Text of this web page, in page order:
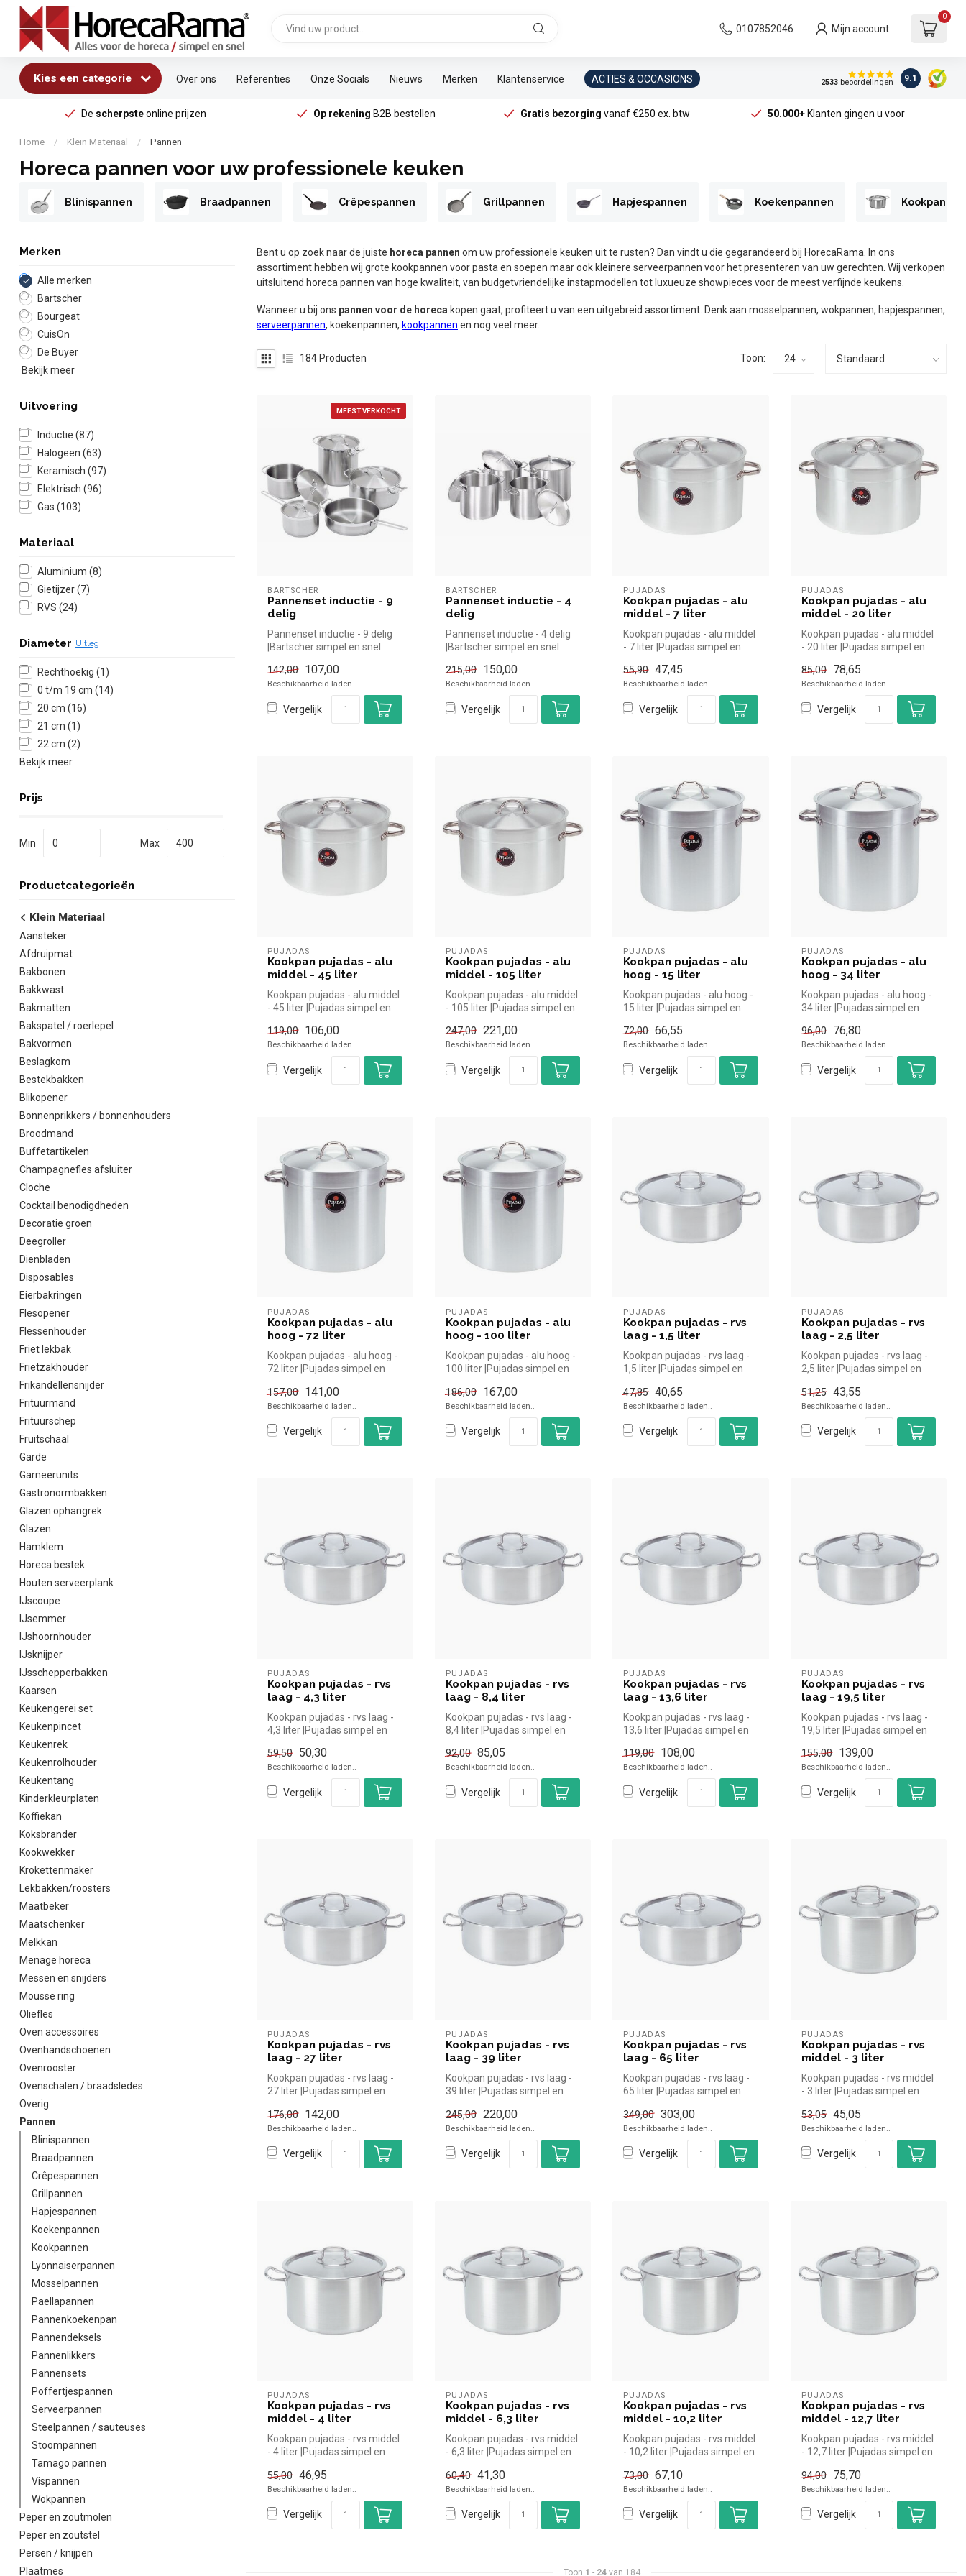
0107852046 Mijn account
0
Kies een categorie Over ons Referenties Onze Socials Nieuws Merken Klantenservice ACTIES & OCCASIONS 2533beoordelingen 9.1
De scherpsteonline prijzen Op rekening B2B bestellen Gratis bezorging vanaf €250 ex. btw 50.000+Klanten gingen u voor
Home / Klein Materiaal / Pannen
Horeca pannen voor uw professionele keuken
Blinispannen Braadpannen Crêpespannen Grillpannen Hapjespannen Koekenpannen Kookpannen
Merken
Alle merken
Bartscher
Bourgeat
CuisOn
De Buyer
Bekijk meer
Uitvoering
Inductie (87)
Halogeen (63)
Keramisch (97)
Elektrisch (96)
Gas (103)
Materiaal
Aluminium (8)
Gietijzer(7)
RVS (24)
Diameter Uitleg
Rechthoekig (1)
0 t/m 19 cm (14)
20 cm (16)
21 cm (1)
22 cm (2)
Bekijk meer
Prijs
Min Max
Productcategorieën
Klein Materiaal
Aansteker
Afdruipmat
Bakbonen
Bakkwast
Bakmatten
Bakspatel / roerlepel
Bakvormen
Beslagkom
Bestekbakken
Blikopener
Bonnenprikkers / bonnenhouders
Broodmand
Buffetartikelen
Champagnefles afsluiter
Cloche
Cocktail benodigdheden
Decoratie groen
Deegroller
Dienbladen
Disposables
Eierbakringen
Flesopener
Flessenhouder
Friet lekbak
Frietzakhouder
Frikandellensnijder
Frituurmand
Frituurschep
Fruitschaal
Garde
Garneerunits
Gastronormbakken
Glazen ophangrek
Glazen
Hamklem
Horeca bestek
Houten serveerplank
IJscoupe
IJsemmer
IJshoornhouder
IJsknijper
IJsschepperbakken
Kaarsen
Keukengerei set
Keukenpincet
Keukenrek
Keukenrolhouder
Keukentang
Kinderkleurplaten
Koffiekan
Koksbrander
Kookwekker
Krokettenmaker
Lekbakken/roosters
Maatbeker
Maatschenker
Melkkan
Menage horeca
Messen en snijders
Mousse ring
Oliefles
Oven accessoires
Ovenhandschoenen
Ovenrooster
Ovenschalen / braadsledes
Overig
Pannen
Blinispannen
Braadpannen
Crêpespannen
Grillpannen
Hapjespannen
Koekenpannen
Kookpannen
Lyonnaiserpannen
Mosselpannen
Paellapannen
Pannenkoekenpan
Pannendeksels
Pannenlikkers
Pannensets
Poffertjespannen
Serveerpannen
Steelpannen / sauteuses
Stoompannen
Tamago pannen
Vispannen
Wokpannen
Peper en zoutmolen
Peper en zoutstel
Persen / knijpen
Plaatmes
Bent u op zoek naar de juiste horeca pannen om uw professionele keuken uit te rusten? Dan vindt u die gegarandeerd bij HorecaRama . In ons
assortiment hebben wij grote kookpannen voor pasta en soepen maar ook kleinere serveerpannen voor het presenteren van uw gerechten. Wij verkopen
uitsluitend horeca pannen van hoge kwaliteit, van budgetvriendelijke instapmodellen tot luxueuze showpieces voor de meest verfijnde keukens.
Wanneer u bij ons pannen voor de horeca kopen gaat, profiteert u van een uitgebreid assortiment. Denk aan mosselpannen, wokpannen, hapjespannen,
serveerpannen, koekenpannen, kookpannen en nog veel meer.
184 Producten Toon:
MEEST VERKOCHT
BARTSCHER
Pannenset inductie - 9
delig
Pannenset inductie - 9 delig
|Bartscher simpel en snel
142,00 107,00
Beschikbaarheid laden..
Vergelijk
BARTSCHER
Pannenset inductie - 4
delig
Pannenset inductie - 4 delig
|Bartscher simpel en snel
215,00 150,00
Beschikbaarheid laden..
Vergelijk
PUJADAS
Kookpan pujadas - alu
middel - 7 liter
Kookpan pujadas - alu middel
- 7 liter |Pujadas simpel en
55,90 47,45
Beschikbaarheid laden..
Vergelijk
PUJADAS
Kookpan pujadas - alu
middel - 20 liter
Kookpan pujadas - alu middel
- 20 liter |Pujadas simpel en
85,00 78,65
Beschikbaarheid laden..
Vergelijk
PUJADAS
Kookpan pujadas - alu
middel - 45 liter
Kookpan pujadas - alu middel
- 45 liter |Pujadas simpel en
119,00 106,00
Beschikbaarheid laden..
Vergelijk
PUJADAS
Kookpan pujadas - alu
middel - 105 liter
Kookpan pujadas - alu middel
- 105 liter |Pujadas simpel en
247,00 221,00
Beschikbaarheid laden..
Vergelijk
PUJADAS
Kookpan pujadas - alu
hoog - 15 liter
Kookpan pujadas - alu hoog -
15 liter |Pujadas simpel en
72,00 66,55
Beschikbaarheid laden..
Vergelijk
PUJADAS
Kookpan pujadas - alu
hoog - 34 liter
Kookpan pujadas - alu hoog -
34 liter |Pujadas simpel en
96,00 76,80
Beschikbaarheid laden..
Vergelijk
PUJADAS
Kookpan pujadas - alu
hoog - 72 liter
Kookpan pujadas - alu hoog -
72 liter |Pujadas simpel en
157,00 141,00
Beschikbaarheid laden..
Vergelijk
PUJADAS
Kookpan pujadas - alu
hoog - 100 liter
Kookpan pujadas - alu hoog -
100 liter |Pujadas simpel en
186,00 167,00
Beschikbaarheid laden..
Vergelijk
PUJADAS
Kookpan pujadas - rvs
laag - 1,5 liter
Kookpan pujadas - rvs laag -
1,5 liter |Pujadas simpel en
47,85 40,65
Beschikbaarheid laden..
Vergelijk
PUJADAS
Kookpan pujadas - rvs
laag - 2,5 liter
Kookpan pujadas - rvs laag -
2,5 liter |Pujadas simpel en
51,25 43,55
Beschikbaarheid laden..
Vergelijk
PUJADAS
Kookpan pujadas - rvs
laag - 4,3 liter
Kookpan pujadas - rvs laag -
4,3 liter |Pujadas simpel en
59,50 50,30
Beschikbaarheid laden..
Vergelijk
PUJADAS
Kookpan pujadas - rvs
laag - 8,4 liter
Kookpan pujadas - rvs laag -
8,4 liter |Pujadas simpel en
92,00 85,05
Beschikbaarheid laden..
Vergelijk
PUJADAS
Kookpan pujadas - rvs
laag - 13,6 liter
Kookpan pujadas - rvs laag -
13,6 liter |Pujadas simpel en
119,00 108,00
Beschikbaarheid laden..
Vergelijk
PUJADAS
Kookpan pujadas - rvs
laag - 19,5 liter
Kookpan pujadas - rvs laag -
19,5 liter |Pujadas simpel en
155,00 139,00
Beschikbaarheid laden..
Vergelijk
PUJADAS
Kookpan pujadas - rvs
laag - 27 liter
Kookpan pujadas - rvs laag -
27 liter |Pujadas simpel en
176,00 142,00
Beschikbaarheid laden..
Vergelijk
PUJADAS
Kookpan pujadas - rvs
laag - 39 liter
Kookpan pujadas - rvs laag -
39 liter |Pujadas simpel en
245,00 220,00
Beschikbaarheid laden..
Vergelijk
PUJADAS
Kookpan pujadas - rvs
laag - 65 liter
Kookpan pujadas - rvs laag -
65 liter |Pujadas simpel en
349,00 303,00
Beschikbaarheid laden..
Vergelijk
PUJADAS
Kookpan pujadas - rvs
middel - 3 liter
Kookpan pujadas - rvs middel
- 3 liter |Pujadas simpel en
53,05 45,05
Beschikbaarheid laden..
Vergelijk
PUJADAS
Kookpan pujadas - rvs
middel - 4 liter
Kookpan pujadas - rvs middel
- 4 liter |Pujadas simpel en
55,00 46,95
Beschikbaarheid laden..
Vergelijk
PUJADAS
Kookpan pujadas - rvs
middel - 6,3 liter
Kookpan pujadas - rvs middel
- 6,3 liter |Pujadas simpel en
60,40 41,30
Beschikbaarheid laden..
Vergelijk
PUJADAS
Kookpan pujadas - rvs
middel - 10,2 liter
Kookpan pujadas - rvs middel
- 10,2 liter |Pujadas simpel en
73,00 67,10
Beschikbaarheid laden..
Vergelijk
PUJADAS
Kookpan pujadas - rvs
middel - 12,7 liter
Kookpan pujadas - rvs middel
- 12,7 liter |Pujadas simpel en
94,00 75,70
Beschikbaarheid laden..
Vergelijk
Toon 1 - 24van 184